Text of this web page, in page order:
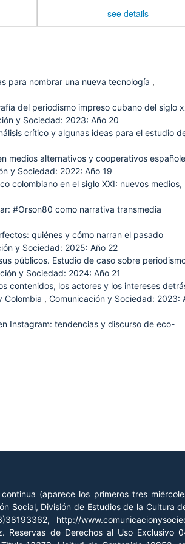
see details
para nombrar una nueva tecnología ,
del periodismo impreso cubano del siglo
y Sociedad: 2023: Año 20
crítico y algunas ideas para el estudio
medios alternativos y cooperativos
y Sociedad: 2022: Año 19
colombiano en el siglo XXI: nuevos medios,
#Orson80 como narrativa transmedia
quiénes y cómo narran el pasado
y Sociedad: 2025: Año 22
públicos. Estudio de caso sobre
y Sociedad: 2024: Año 21
contenidos, los actores y los intereses
Colombia , Comunicación y Sociedad: 2023:
Instagram: tendencias y discurso de eco-
(aparece los primeros tres
Social, División de Estudios de la Cultura
http://
Reservas de Derechos al Uso